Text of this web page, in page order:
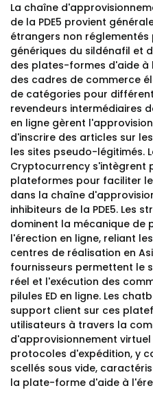
La chaîne
de la PDE5 provient
étrangers non
génériques du sildénafil et
des plates-formes d'aide à
des cadres de commerce
de catégories pour
revendeurs intermédiaires
en ligne gèrent
d'inscrire des articles sur
les sites pseudo-légitimés.
Cryptocurrency s'intègrent
plateformes pour faciliter
dans la chaîne
inhibiteurs de la PDE5. Les
dominent la mécanique de
l'érection en ligne, reliant
centres de réalisation en
fournisseurs permettent le
réel et l'exécution des
pilules ED en ligne. Les
support client sur ces
utilisateurs à travers la
d'approvisionnement virtuel
protocoles d'expédition, y
scellés sous vide,
la plate-forme d'aide à